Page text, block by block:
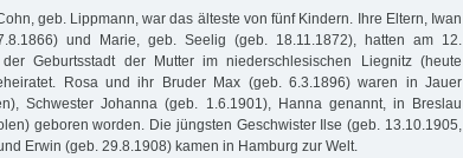
geb. Lippmann, war das älteste von fünf Kindern. Ihre Eltern, Iwan
und Marie, geb. Seelig (geb. 18.11.1872), hatten am 12.
Geburtsstadt der Mutter im niederschlesischen Liegnitz (heute
Rosa und ihr Bruder Max (geb. 6.3.1896) waren in Jauer
Schwester Johanna (geb. 1.6.1901), Hanna genannt, in Breslau
geboren worden. Die jüngsten Geschwister Ilse (geb. 13.10.1905,
Erwin (geb. 29.8.1908) kamen in Hamburg zur Welt.